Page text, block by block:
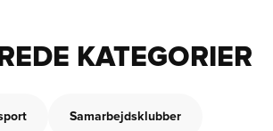
KATEGORIER
Samarbejdsklubber